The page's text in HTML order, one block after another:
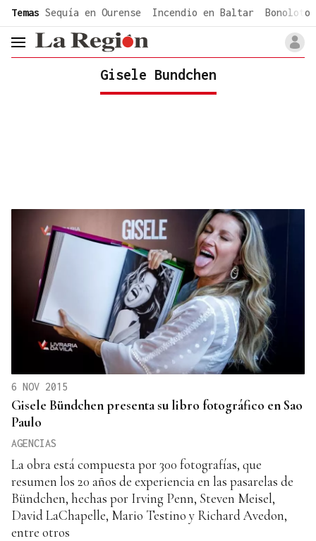
common.go-to-content
Temas Sequía en Ourense Incendio en Baltar Bonoloto
header.menu.open
Gisele Bundchen
6 NOV 2015
Gisele Bündchen presenta su libro fotográfico en Sao
Paulo
AGENCIAS
La obra está compuesta por 300 fotografías, que
resumen los 20 años de experiencia en las pasarelas de
Bündchen, hechas por Irving Penn, Steven Meisel,
David LaChapelle, Mario Testino y Richard Avedon,
entre otros